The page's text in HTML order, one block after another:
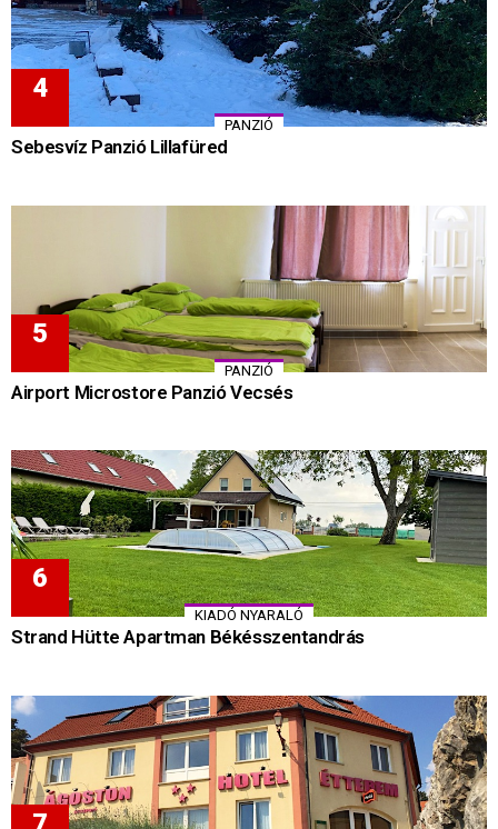
PANZIÓ
Sebesvíz Panzió Lillafüred
PANZIÓ
Airport Microstore Panzió Vecsés
KIADÓ NYARALÓ
Strand Hütte Apartman Békésszentandrás